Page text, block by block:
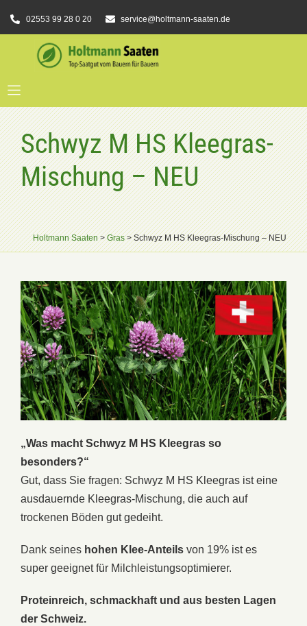
02553 99 28 0 20 service@holtmann-saaten.de
Schwyz M HS Kleegras-
Mischung – NEU
Holtmann Saaten>Gras>Schwyz M HS Kleegras-Mischung – NEU
„Was macht Schwyz M HS Kleegras so
besonders?“
Gut, dass Sie fragen: Schwyz M HS Kleegras ist eine
ausdauernde Kleegras-Mischung, die auch auf
trockenen Böden gut gedeiht.
Dank seines hohen Klee-Anteils von 19% ist es
super geeignet für Milchleistungsoptimierer.
Proteinreich, schmackhaft und aus besten Lagen
der Schweiz.